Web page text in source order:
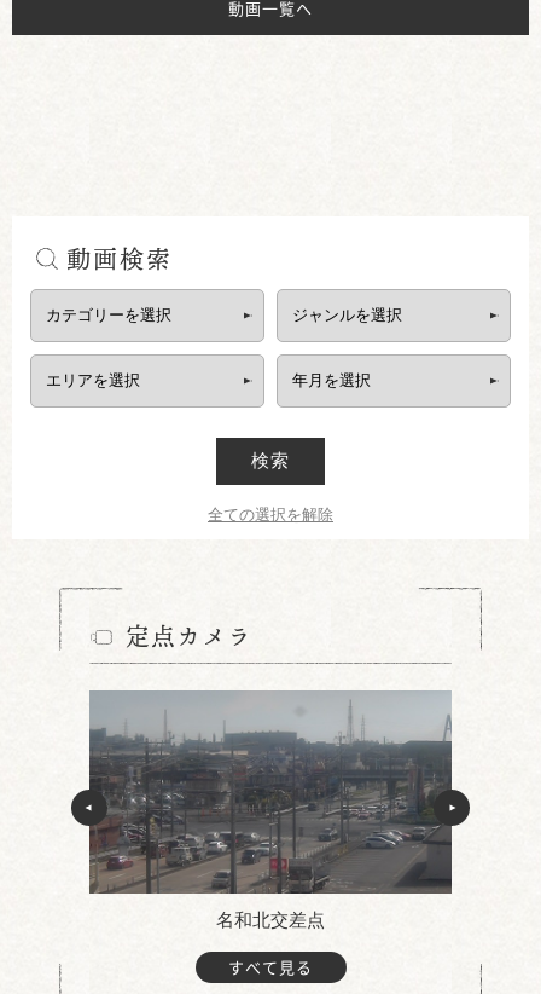
動画一覧へ
動画検索
検索
全ての選択を解除
定点カメラ
名和北交差点
すべて見る